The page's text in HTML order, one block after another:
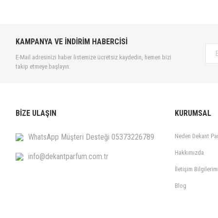
Beafrag (9)
Beso Beach (6)
Bohoboco (7)
Bottega Veneta (1)
KAMPANYA VE İNDİRİM HABERCİSİ
E-Mail adresinizi haber listemize ücretsiz kaydedin, hemen bizi
takip etmeye başlayın.
BİZE ULAŞIN
WhatsApp Müşteri Desteği 05373226789
info@dekantparfum.com.tr
KURUMSAL
Neden Dekant
Hakkımızda
İletişim
Blog